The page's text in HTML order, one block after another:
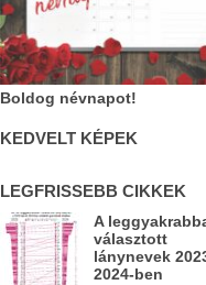
Boldog névnapot!
KEDVELT KÉPEK
LEGFRISSEBB CIKKEK
A
választott
lánynevek
2024-ben